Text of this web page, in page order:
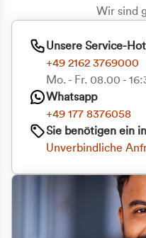
Wir sind
Unsere Service-
+49 2162 3769000
Mo. - Fr. 08.00 -
Whatsapp
+49 177 8376058
Sie benötigen ein
Unverbindliche